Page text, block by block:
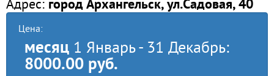
Адрес: город Архангельск, ул.Садовая, 40
Цена:
месяц 1 Январь - 31 Декабрь:
8000.00 руб.